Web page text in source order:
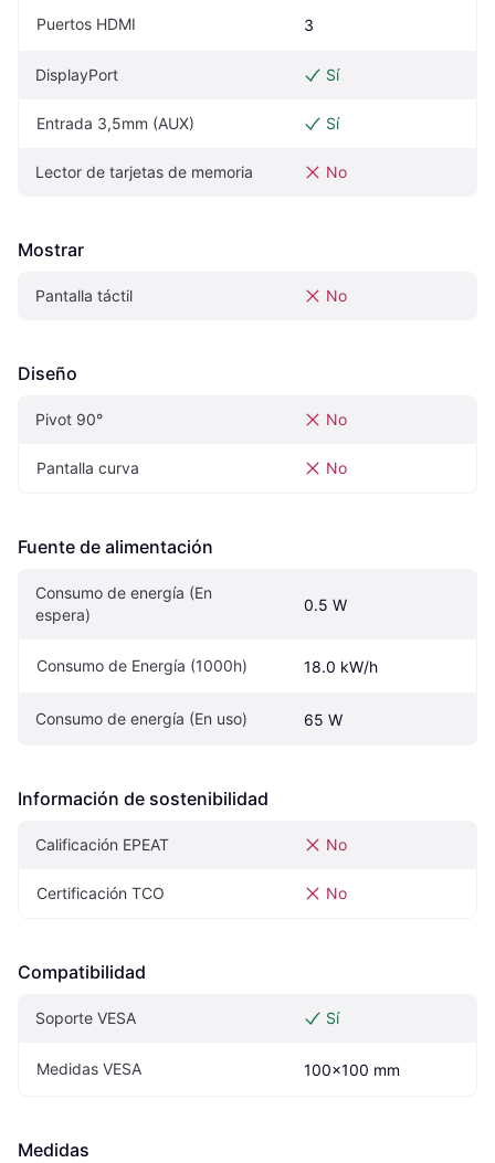
Puertos HDMI 3
DisplayPort Sí
Entrada 3,5mm (AUX) Sí
Lector de tarjetas de memoria No
Mostrar
Pantalla táctil No
Diseño
Pivot‎ 90°‎ No
Pantalla curva No
Fuente de alimentación
Consumo de energía (En
espera)
0.5 W
Consumo de Energía (1000h) 18.0 kW/h
Consumo de energía (En uso) 65 W
Información de sostenibilidad
Calificación EPEAT No
Certificación TCO No
Compatibilidad
Soporte VESA Sí
Medidas VESA 100x100 mm
Medidas